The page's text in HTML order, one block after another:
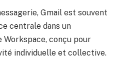
Gmail est souvent
centrale dans un
conçu pour
individuelle et collective.